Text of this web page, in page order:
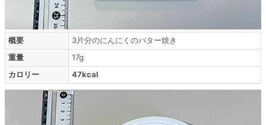
概要
3片分のにんにくのバター焼き
重量
17g
カロリー
47kcal